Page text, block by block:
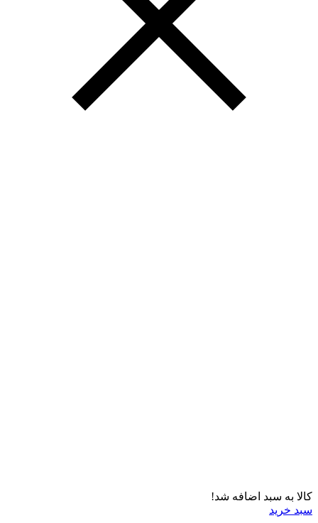
کالا به سبد اضافه شد!
سبد خرید